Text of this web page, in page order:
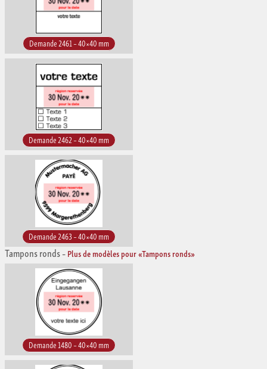
Demande 2461 – 40×40 mm
Demande 2462 – 40×40 mm
Demande 2463 – 40×40 mm
Tampons ronds–Plus de modèles pour «Tampons ronds»
Demande 1480 – 40×40 mm